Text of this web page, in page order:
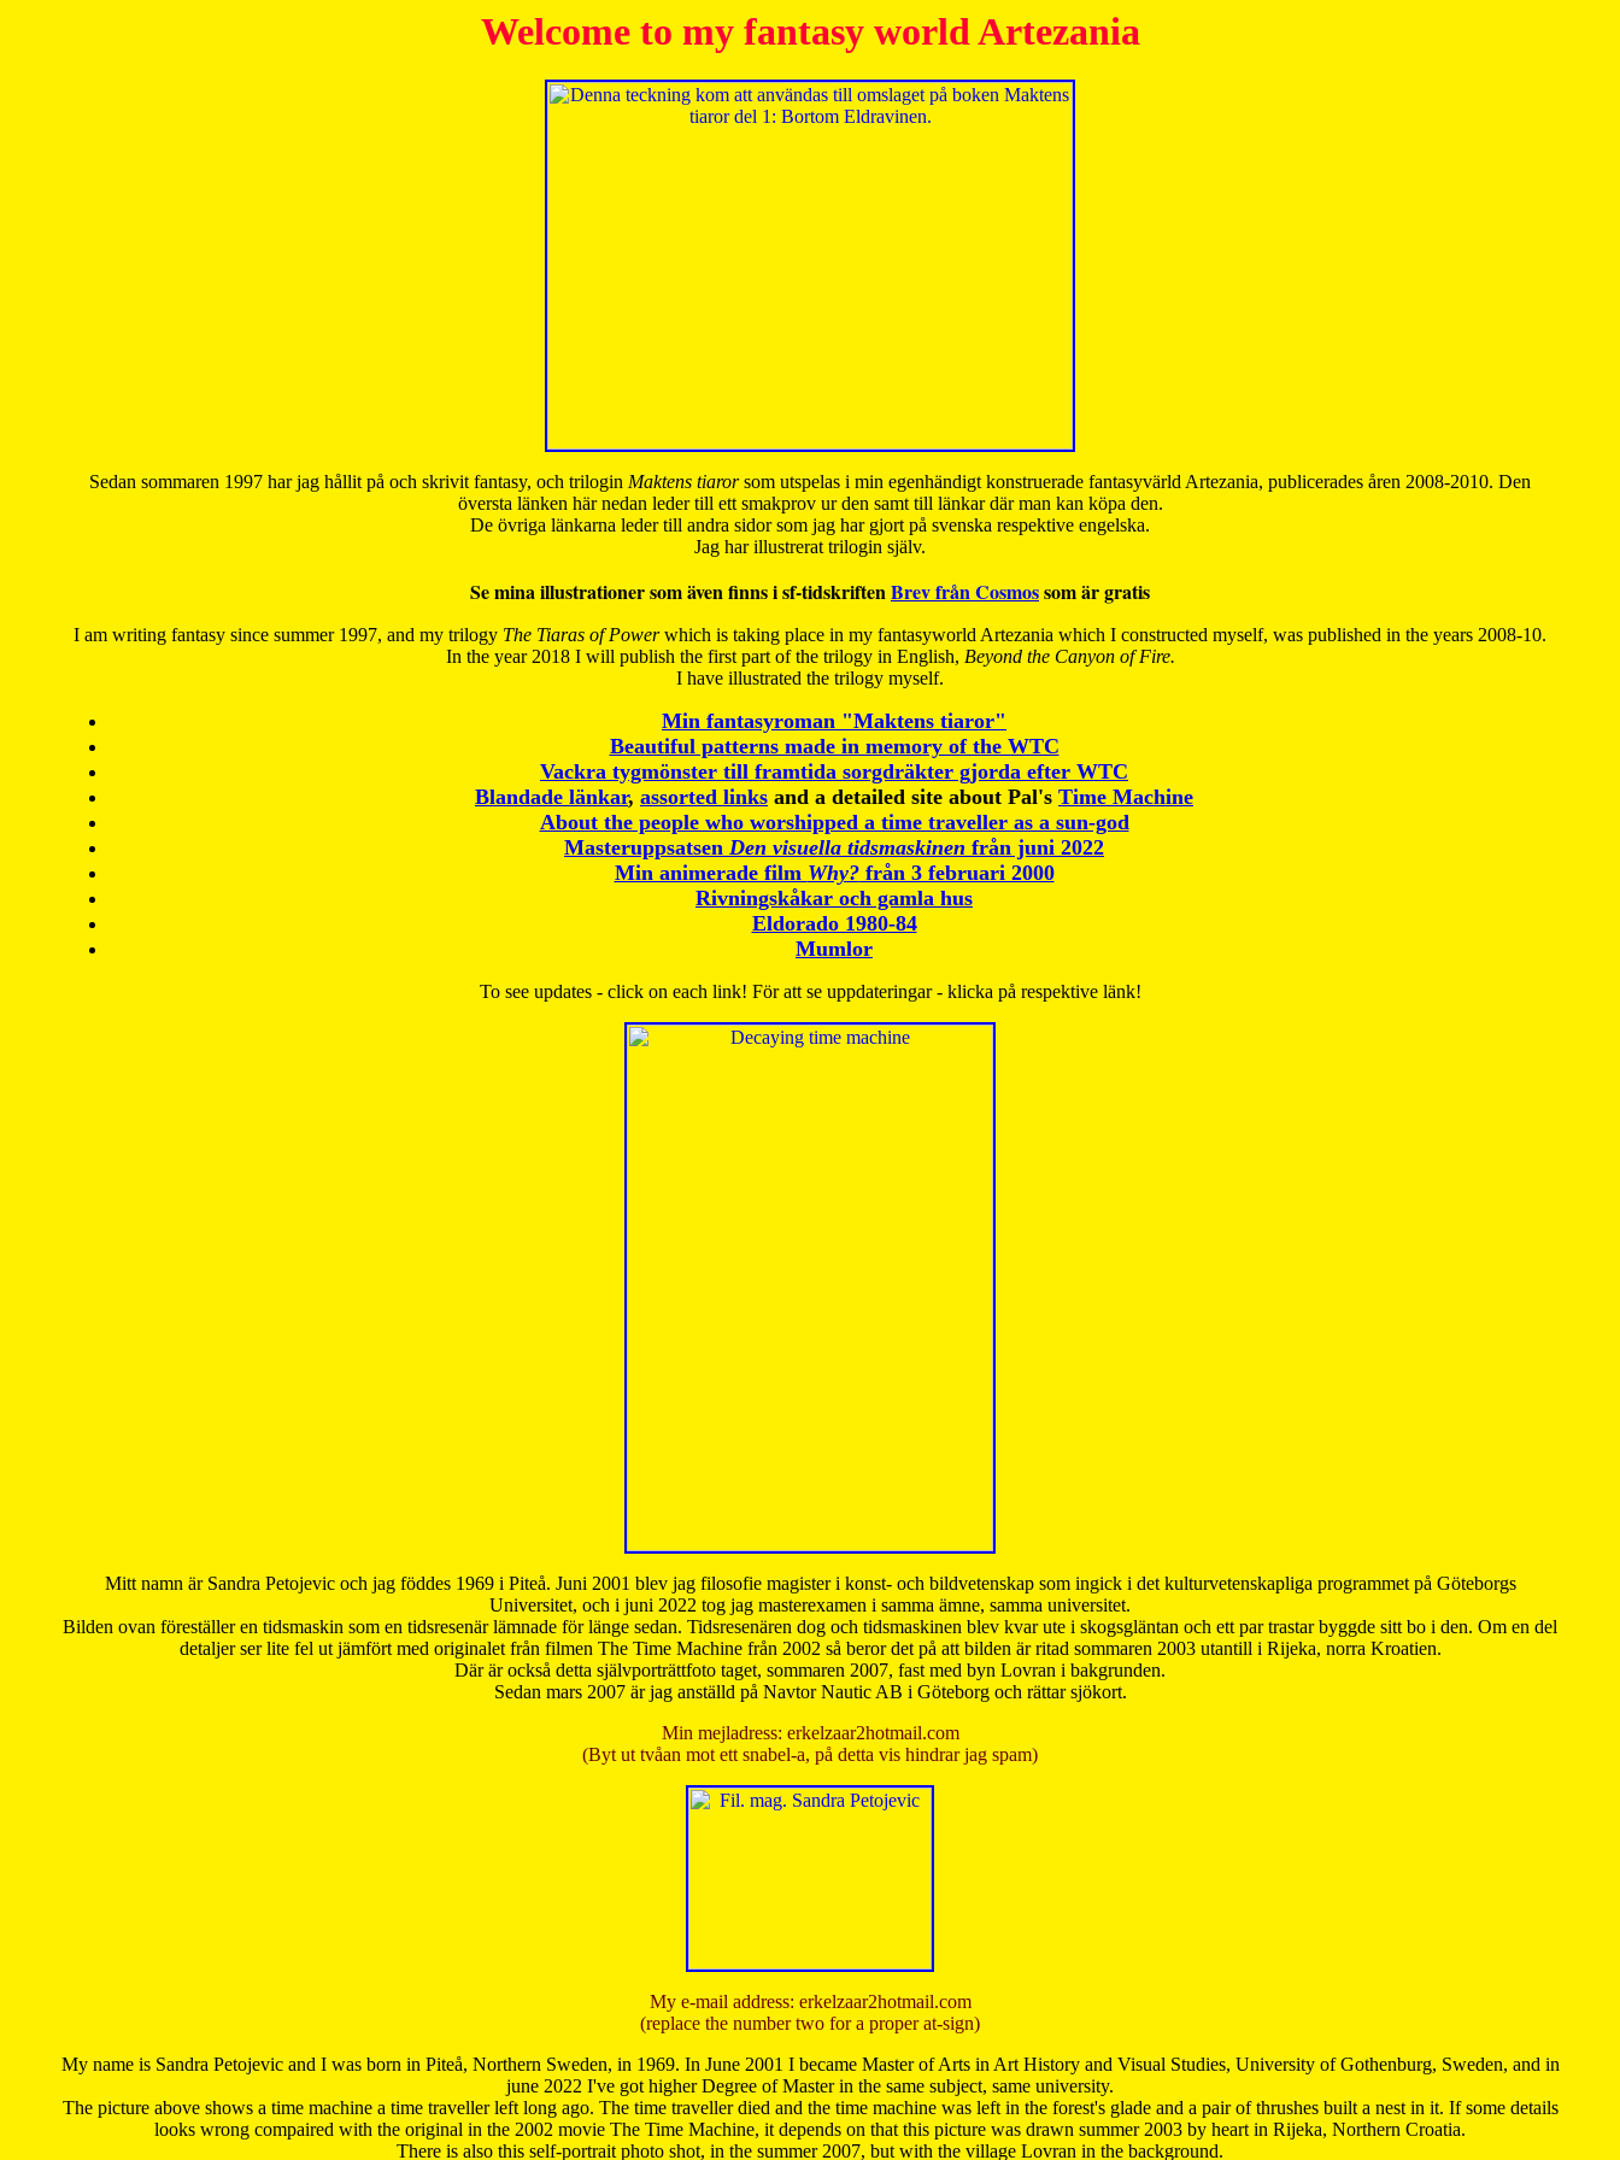
Welcome to my fantasy world Artezania
Sedan sommaren 1997 har jag hållit på och skrivit fantasy, och trilogin Maktens tiarorsom utspelas i min egenhändigt konstruerade fantasyvärld Artezania, publicerades åren 2008-2010. Den
översta länken här nedan leder till ett smakprov ur den samt till länkar där man kan köpa den.
De övriga länkarna leder till andra sidor som jag har gjort på svenska respektive engelska.
Jag har illustrerat trilogin själv.
Se mina illustrationer som även finns i sf-tidskriftenBrev från Cosmossom är gratis
I am writing fantasy since summer 1997, and my trilogy The Tiaras of Powerwhich is taking place in my fantasyworld Artezania which I constructed myself, was published in the years 2008-10.
In the year 2018 I will publish the first part of the trilogy in English, Beyond the Canyon of Fire.
I have illustrated the trilogy myself.
Min fantasyroman "Maktens tiaror"
Beautiful patterns made in memory of the WTC
Vackra tygmönster till framtida sorgdräkter gjorda efter WTC
Blandade länkar, assorted links and a detailed site about Pal's Time Machine
About the people who worshipped a time traveller as a sun-god
Masteruppsatsen Den visuella tidsmaskinen från juni 2022
Min animerade film Why?från 3 februari 2000
Rivningskåkar och gamla hus
Eldorado 1980-84
Mumlor
To see updates - click on each link! För att se uppdateringar - klicka på respektive länk!
Mitt namn är Sandra Petojevic och jag föddes 1969 i Piteå. Juni 2001 blev jag filosofie magister i konst- och bildvetenskap som ingick i det kulturvetenskapliga programmet på Göteborgs
Universitet, och i juni 2022 tog jag masterexamen i samma ämne, samma universitet.
Bilden ovan föreställer en tidsmaskin som en tidsresenär lämnade för länge sedan. Tidsresenären dog och tidsmaskinen blev kvar ute i skogsgläntan och ett par trastar byggde sitt bo i den. Om en del
detaljer ser lite fel ut jämfört med originalet från filmen The Time Machine från 2002 så beror det på att bilden är ritad sommaren 2003 utantill i Rijeka, norra Kroatien.
Där är också detta självporträttfoto taget, sommaren 2007, fast med byn Lovran i bakgrunden.
Sedan mars 2007 är jag anställd på Navtor Nautic AB i Göteborg och rättar sjökort.
Min mejladress: erkelzaar2hotmail.com
(Byt ut tvåan mot ett snabel-a, på detta vis hindrar jag spam)
My e-mail address: erkelzaar2hotmail.com
(replace the number two for a proper at-sign)
My name is Sandra Petojevic and I was born in Piteå, Northern Sweden, in 1969. In June 2001 I became Master of Arts in Art History and Visual Studies, University of Gothenburg, Sweden, and in
june 2022 I've got higher Degree of Master in the same subject, same university.
The picture above shows a time machine a time traveller left long ago. The time traveller died and the time machine was left in the forest's glade and a pair of thrushes built a nest in it. If some details
looks wrong compaired with the original in the 2002 movie The Time Machine, it depends on that this picture was drawn summer 2003 by heart in Rijeka, Northern Croatia.
There is also this self-portrait photo shot, in the summer 2007, but with the village Lovran in the background.